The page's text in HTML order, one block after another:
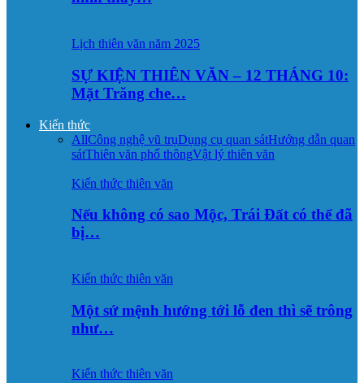
Lịch thiên văn năm 2025
SỰ KIỆN THIÊN VĂN – 12 THÁNG 10:
Mặt Trăng che…
Kiến thức
AllCông nghệ vũ trụDụng cụ quan sátHướng dẫn quan
sátThiên văn phổ thôngVật lý thiên văn
Kiến thức thiên văn
Nếu không có sao Mộc, Trái Đất có thể đã
bị…
Kiến thức thiên văn
Một sứ mệnh hướng tới lỗ đen thì sẽ trông
như…
Kiến thức thiên văn